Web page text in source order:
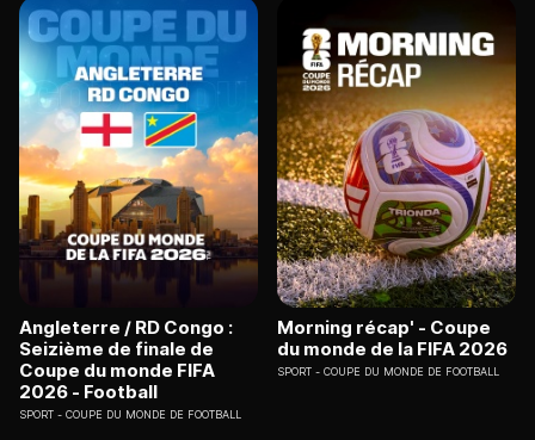
Angleterre / RD Congo :
Seizième de finale de
Coupe du monde FIFA
2026 - Football
SPORT COUPE DU MONDE DE FOOTBALL
Morning récap' - Coupe
du monde de la FIFA 2026
SPORT COUPE DU MONDE DE FOOTBALL